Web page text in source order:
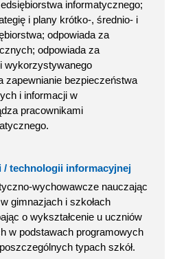
informatycznego;
i plany krótko-, średnio- i
odpowiada za
odpowiada za
wykorzystywanego
zapewnianie bezpieczeństwa
i informacji w
pracownikami
/ technologii informacyjnej
wychowawcze nauczając
gimnazjach i szkołach
o wykształcenie u uczniów
w podstawach programowych
typach szkół.